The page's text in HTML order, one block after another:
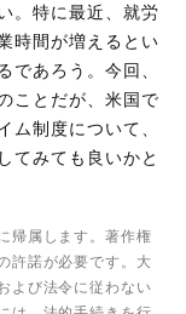
。特に最近、就労
時間が増えるとい
であろう。今回、
ことだが、米国で
ム制度について、
てみても良いかと
帰属します。著作権
許諾が必要です。大
よび法令に従わない